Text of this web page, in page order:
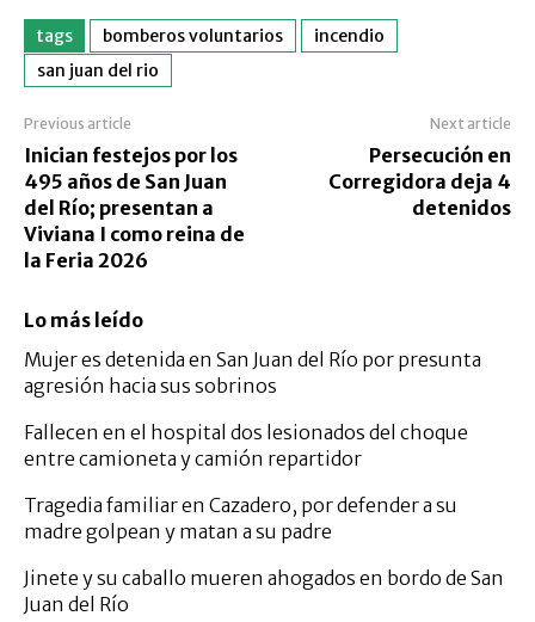
tags bomberos voluntarios
incendio
san juan del rio
Previous article
Inician festejos por los
495 años de San Juan
del Río; presentan a
Viviana I como reina de
la Feria 2026
Next article
Persecución en
Corregidora deja 4
detenidos
Lo más leído
Mujer es detenida en San Juan del Río por presunta
agresión hacia sus sobrinos
Fallecen en el hospital dos lesionados del choque
entre camioneta y camión repartidor
Tragedia familiar en Cazadero, por defender a su
madre golpean y matan a su padre
Jinete y su caballo mueren ahogados en bordo de San
Juan del Río